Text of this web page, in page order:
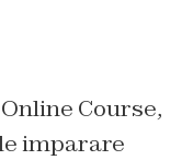
Course,
imparare